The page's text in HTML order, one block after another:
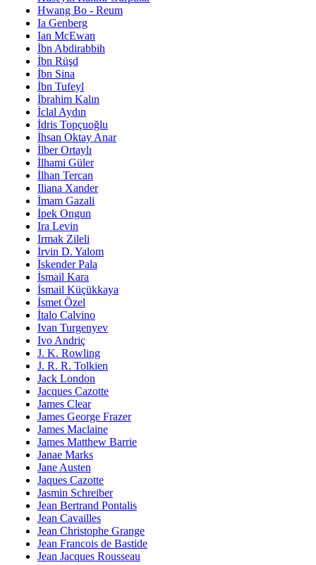
Hwang Bo - Reum
Ia Genberg
Ian McEwan
İbn Abdirabbih
İbn Rüşd
İbn Sina
İbn Tufeyl
İbrahim Kalın
İclal Aydın
İdris Topçuoğlu
İhsan Oktay Anar
İlber Ortaylı
İlhami Güler
İlhan Tercan
Iliana Xander
İmam Gazali
İpek Ongun
Ira Levin
Irmak Zileli
İrvin D. Yalom
İskender Pala
İsmail Kara
İsmail Küçükkaya
İsmet Özel
İtalo Calvino
Ivan Turgenyev
Ivo Andriç
J. K. Rowling
J. R. R. Tolkien
Jack London
Jacques Cazotte
James Clear
James George Frazer
James Maclaine
James Matthew Barrie
Janae Marks
Jane Austen
Jaques Cazotte
Jasmin Schreiber
Jean Bertrand Pontalis
Jean Cavailles
Jean Christophe Grange
Jean Francois de Bastide
Jean Jacques Rousseau